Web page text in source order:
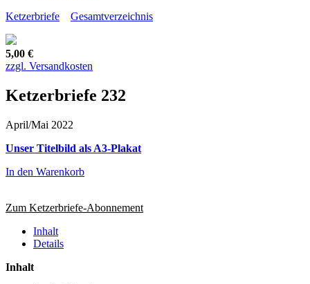
Ketzerbriefe
Gesamtverzeichnis
5,00 €
zzgl. Versandkosten
Ketzerbriefe 232
April/Mai 2022
Unser Titelbild als A3-Plakat
In den Warenkorb
Zum Ketzerbriefe-Abonnement
Inhalt
Details
Inhalt